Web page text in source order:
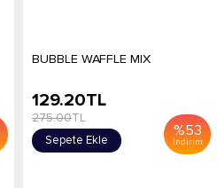
BUBBLE WAFFLE MIX
%53
İndirim
129.20TL
275.00TL
Sepete Ekle